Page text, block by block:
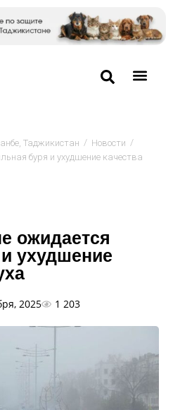
Таджикистан / Новости /
буря и ухудшение качества
ожидается
ухудшение
2025 1 203